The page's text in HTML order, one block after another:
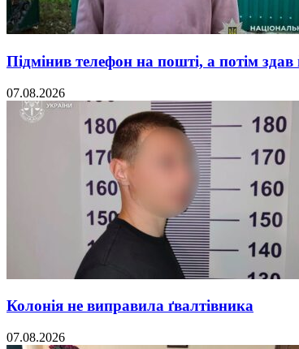
Підмінив телефон на пошті, а потім
07.08.2026
Колонія не виправила ґвалтівника
07.08.2026